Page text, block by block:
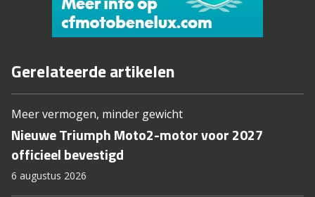
Gerelateerde artikelen
Meer vermogen, minder gewicht
Nieuwe Triumph Moto2-motor voor 2027
officieel bevestigd
6 augustus 2026